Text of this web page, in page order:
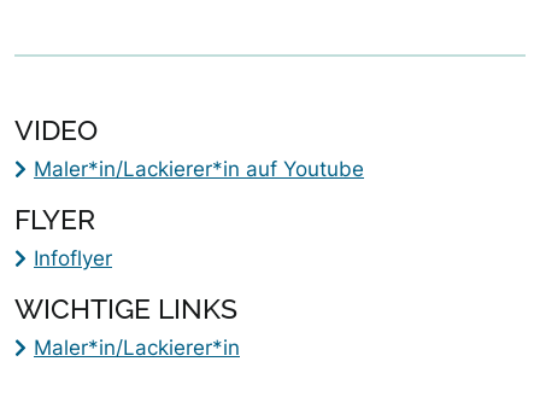
VIDEO
Maler*in/Lackierer*in auf Youtube
FLYER
Infoflyer
WICHTIGE LINKS
Maler*in/Lackierer*in